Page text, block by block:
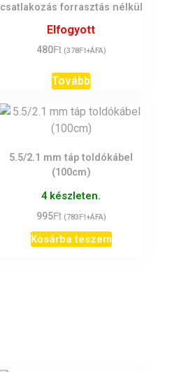
csatlakozás forrasztás nélkül
Elfogyott
480Ft (378Ft+ÁFA)
Tovább
5.5/2.1 mm táp toldókábel
(100cm)
4 készleten.
995Ft (783Ft+ÁFA)
Kosárba teszem